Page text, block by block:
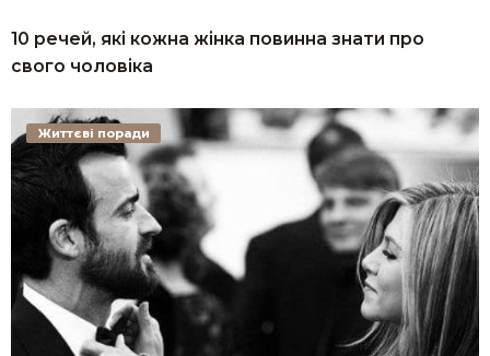
10 речей, які кожна жінка повинна знати про
свого чоловіка
Життєві поради